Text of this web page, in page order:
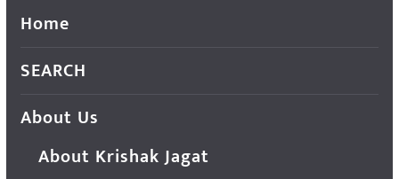
Home
SEARCH
About Us
About Krishak Jagat